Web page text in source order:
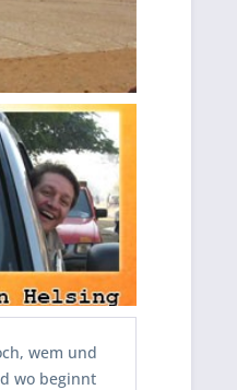
wem und
wo beginnt